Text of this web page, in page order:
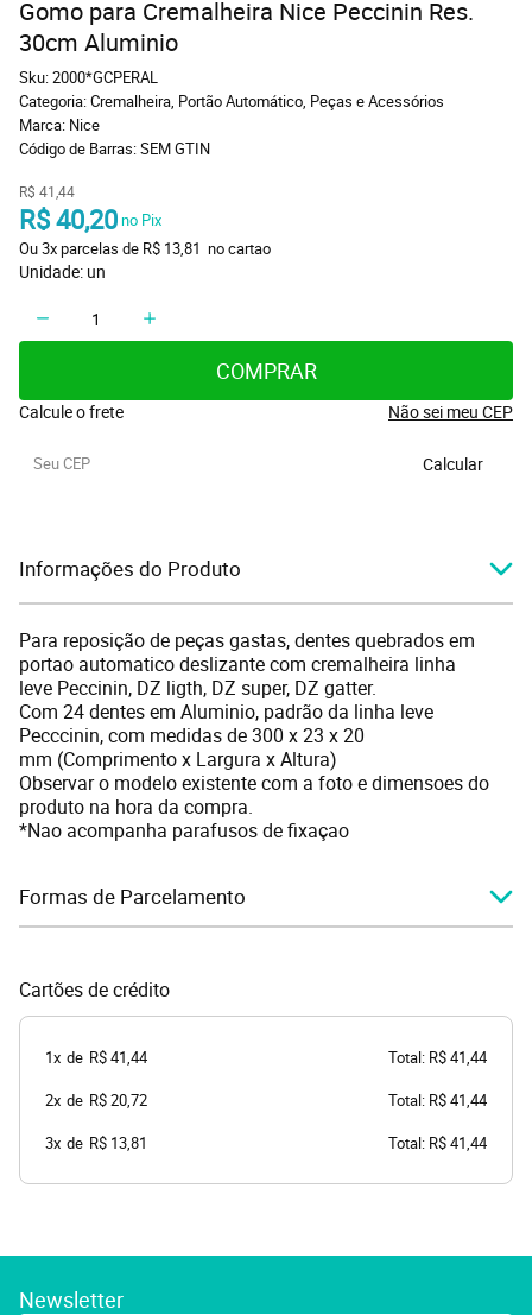
Gomo para Cremalheira Nice Peccinin Res.
30cm Aluminio
Sku:2000*GCPERAL
Categoria:Cremalheira, Portão Automático, Peças e Acessórios
Marca: Nice
Código de Barras:SEM GTIN
R$ 41,44
R$ 40,20 no Pix
Ou 3x parcelas de R$ 13,81 no cartao
Unidade: un
COMPRAR
Calcule o frete Não sei meu CEP
Calcular
Informações do Produto
Para reposição de peças gastas, dentes quebrados em
portao automatico deslizante com cremalheira linha
leve Peccinin, DZ ligth, DZ super, DZ gatter.
Com 24 dentes em Aluminio, padrão da linha leve
Pecccinin, com medidas de 300 x 23 x 20
mm (Comprimento x Largura x Altura)
Observar o modelo existente com a foto e dimensoes do
produto na hora da compra.
*Nao acompanha parafusos de fixaçao
Formas de Parcelamento
Cartões de crédito
1x de R$ 41,44
Total: R$ 41,44
2x de R$ 20,72
Total: R$ 41,44
3x de R$ 13,81 Total: R$ 41,44
Newsletter